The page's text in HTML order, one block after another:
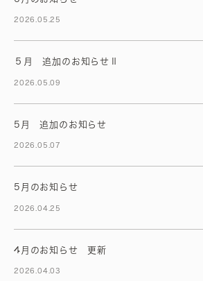
2026.05.25
５月 追加のお知らせⅡ
2026.05.09
5月 追加のお知らせ
2026.05.07
5月のお知らせ
2026.04.25
4月のお知らせ 更新
2026.04.03